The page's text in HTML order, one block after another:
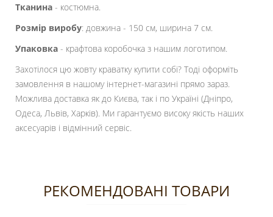
Тканина - костюмна.
Розмір виробу: довжина - 150 см, ширина 7 см.
Упаковка - крафтова коробочка з нашим логотипом.
Захотілося цю жовту краватку купити собі? Тоді оформіть
замовлення в нашому інтернет-магазині прямо зараз.
Можлива доставка як до Києва, так і по Україні (Дніпро,
Одеса, Львів, Харків). Ми гарантуємо високу якість наших
аксесуарів і відмінний сервіс.
РЕКОМЕНДОВАНІ ТОВАРИ